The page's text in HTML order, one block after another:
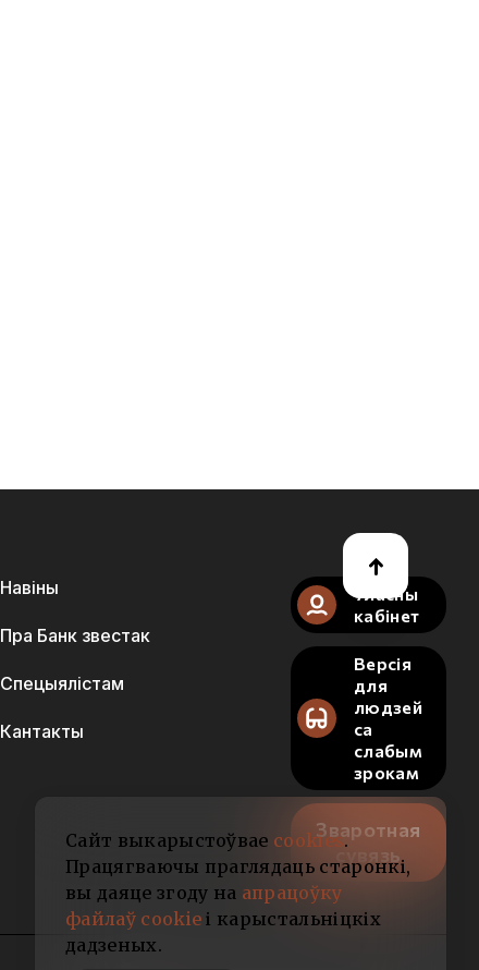
Навіны
Пра Банк звестак
Спецыялістам
Кантакты
Уласны
кабінет
Версія
для
людзей
са
слабым
зрокам
Зваротная
сувязь
Сайт выкарыстоўвае cookies.
Працягваючы праглядаць старонкі,
вы даяце згоду на апрацоўку
файлаў cookie і карыстальніцкіх
дадзеных.